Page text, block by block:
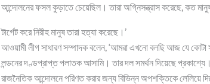
আন্দোলনের ফসল কুড়াতে চেয়েছিল। তারা অগ্নিসন্ত্রাস করেছে, কত
টার্গেট করে নিরীহ মানুষ তারা হত্যা করেছে।’
আওয়ামী লীগ সাধারণ সম্পাদক বলেন, ‘আমরা এখনো বলছি আজ যে
লন্ডনের দণ্ডপ্রাপ্ত পলাতক আসামি। তার দল সমর্থন দিয়েছে
রাজনৈতিক আন্দোলনে পরিণত করার জন্য বিভিন্ন অপশক্তিকে লেলিয়ে